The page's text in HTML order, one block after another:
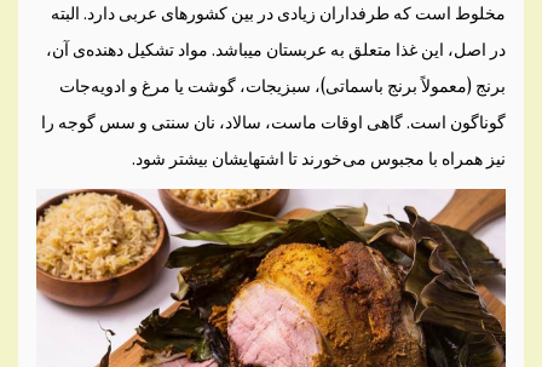
مخلوط است که طرفداران زیادی در بین کشورهای عربی دارد. البته
در اصل، این غذا متعلق به عربستان می‎باشد. مواد تشکیل دهنده‌ی آن،
برنج (معمولاً برنج باسماتی)، سبزیجات، گوشت یا مرغ و ادویه‌جات
گوناگون است. گاهی اوقات ماست، سالاد، نان سنتی و سس گوجه را
نیز همراه با مجبوس می‌خورند تا اشتهایشان بیشتر شود.